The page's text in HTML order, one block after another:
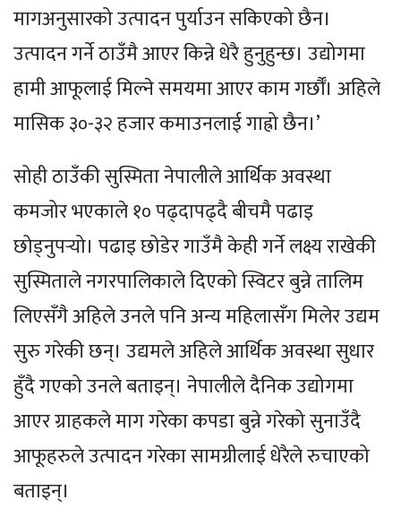
मागअनुसारको उत्पादन पुर्याउन सकिएको छैन।
उत्पादन गर्ने ठाउँमै आएर किन्ने धेरै हुनुहुन्छ। उद्योगमा
हामी आफूलाई मिल्ने समयमा आएर काम गर्छौँ। अहिले
मासिक ३०-३२ हजार कमाउनलाई गाह्रो छैन।’
सोही ठाउँकी सुस्मिता नेपालीले आर्थिक अवस्था
कमजोर भएकाले १० पढ्दापढ्दै बीचमै पढाइ
छोड्नुपर्‍यो। पढाइ छोडेर गाउँमै केही गर्ने लक्ष्य राखेकी
सुस्मिताले नगरपालिकाले दिएको स्विटर बुन्ने तालिम
लिएसँगै अहिले उनले पनि अन्य महिलासँग मिलेर उद्यम
सुरु गरेकी छन्। उद्यमले अहिले आर्थिक अवस्था सुधार
हुँदै गएको उनले बताइन्। नेपालीले दैनिक उद्योगमा
आएर ग्राहकले माग गरेका कपडा बुन्ने गरेको सुनाउँदै
आफूहरुले उत्पादन गरेका सामग्रीलाई धेरैले रुचाएको
बताइन्।